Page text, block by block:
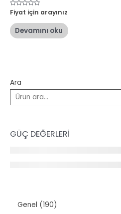
Ara
GÜÇ DEĞERLERİ
Genel 1901
5
üzerinden
oy
aldı
Fiyat için arayınız
Devamını oku